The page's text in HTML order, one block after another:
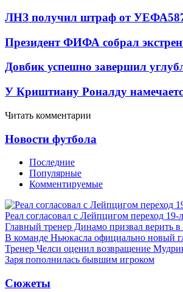
ЛНЗ получил штраф от УЕФА
Президент ФИФА собрал
Довбик успешно завершил
У Криштиану Роналду
Читать комментарии
Новости футбола
Последние
Популярные
Комментируемые
Реал согласовал с Лейпцигом переход
Главный тренер Динамо призвал верить
В команде Ньюкасла официально новый
Тренер Челси оценил возвращение
Заря пополнилась бывшим игроком
Сюжеты